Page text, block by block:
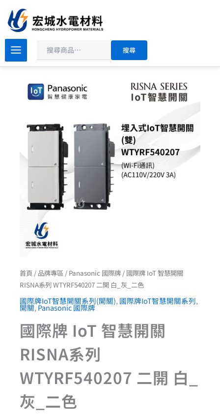
要
容
尋
搜尋
首頁 / 品牌專區 / Panasonic 國際牌 / 國際牌 IoT 智慧開關
RISNA系列 WTYRF540207 二開 白_灰_二色
國際牌IoT智慧開關系列(開關), 國際牌IoT智慧開關系列,
開關,Panasonic 國際牌
國際牌 IoT 智慧開關
RISNA系列
WTYRF540207 二開 白_
灰_二色
國
際
牌
WTYRF540207
二
量